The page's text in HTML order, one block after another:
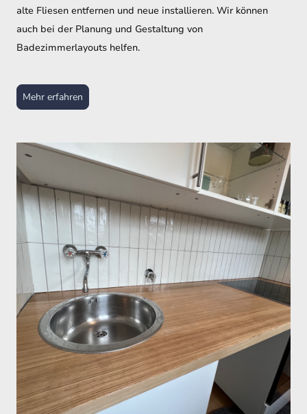
alte Fliesen entfernen und neue installieren. Wir können
auch bei der Planung und Gestaltung von
Badezimmerlayouts helfen.
Mehr erfahren